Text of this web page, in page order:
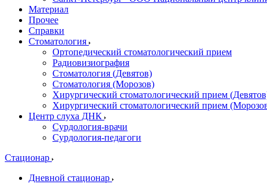
Материал
Прочее
Справки
Стоматология
Ортопедический стоматологический прием
Радиовизиография
Стоматология (Девятов)
Стоматология (Морозов)
Хирургический стоматологический прием
Хирургический стоматологический прием
Центр слуха ДНК
Сурдология-врачи
Сурдология-педагоги
Стационар
Дневной стационар